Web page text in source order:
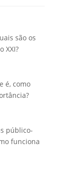
são os
XXI?
é, como
público-
funciona